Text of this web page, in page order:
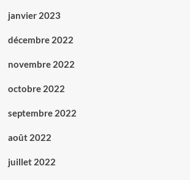
janvier 2023
décembre 2022
novembre 2022
octobre 2022
septembre 2022
août 2022
juillet 2022